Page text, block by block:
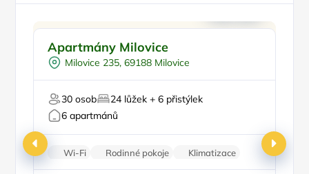
Venkovní bazén
Pro skupiny
Pro cyklisty
Pro milovníky vína
Apartmány Milovice
Milovice 235, 69188 Milovice
30 osob
24 lůžek + 6 přistýlek
6 apartmánů
Wi-Fi Rodinné pokoje
Klimatizace
Vinotéka
Kamerový systém